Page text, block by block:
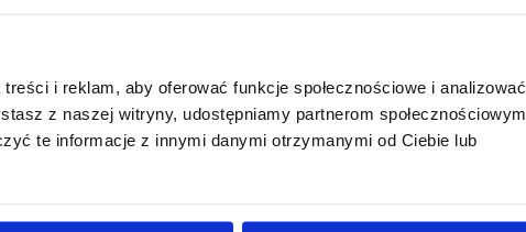
i reklam, aby oferować funkcje społecznościowe i analizować
z naszej witryny, udostępniamy partnerom społecznościowym,
te informacje z innymi danymi otrzymanymi od Ciebie lub
Autor:o. Jacek Woroniecki
Oprawa miękka ze skrzydełkami
Rok wydania: 2025